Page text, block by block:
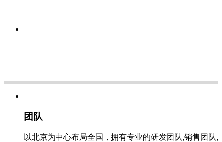
团队
以北京为中心布局全国，拥有专业的研发团队,销售团队,